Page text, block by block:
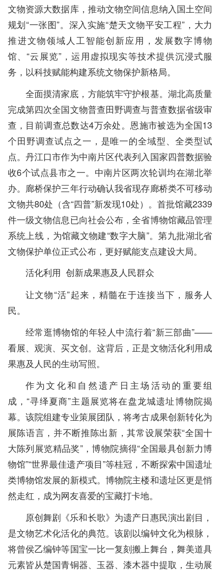
文物资源大数据库，推动文物空间信息纳入国土空间
规划“一张图”。深入实施“楚天文物平安工程”，大力
推进文物领域人工智能创新应用，发展数字博物
馆、“云展览”，运用虚拟现实等技术提供沉浸式服
务，以科技赋能构建系统文物保护新格局。
全面摸清家底，方能筑牢守护根基。湖北高质量
完成第四次全国文物普查田野调查与普查数据省级审
查，目前调查总数达4万余处。恩施市被选为全国13
个田野调查试点之一，是唯一的全域型、全类型试
点。丹江口市作为中南片区代表列入国家四普数据验
收6个试点县市之一。中南片区两次轮训均在湖北举
办。廊桥保护三年行动确认我省现存廊桥类不可移动
文物共80处（含“四普”新发现10处）。首批馆藏2339
件一级文物信息已向社会公布，全省博物馆藏品管理
系统上线，为馆藏文物建“数字大脑”。第九批湖北省
文物保护单位正式公布，更好赋能支点建设大局。
活化利用 创新成果惠及人民群众
让文物“活”起来，精髓在于连接当下，服务人
民。
经常逛博物馆的年轻人中流行着“新三部曲”——
看展、观演、买文创。这背后，正是文物活化利用成
果惠及人民的生动写照。
作为文化和自然遗产日主场活动的重要组
成，“寻绎夏商”主题展览将在盘龙城遗址博物院揭
幕。该院组建专业策展团队，将考古成果创新转化为
展陈语言，并不断推陈出新，其常设展荣获“全国十
大陈列展览精品奖”，博物院摘得“全国最具创新力博
物馆”“世界最佳遗产项目”等桂冠，不断探索中国遗址
类博物馆发展的新模式。博物院主楼和遗址区更是悄
然走红，成为网友喜爱的宝藏打卡地。
原创舞剧《乐和长歌》为遗产日惠民演出剧目，
是文物艺术化活化的典范。该剧以编钟文化为根脉，
将曾侯乙编钟等国宝一比一复刻搬上舞台，舞美道具
元素皆从楚国青铜器、玉器、漆木器中提取，生动展